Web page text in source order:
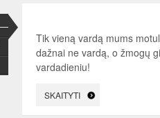
Tik vieną vardą mums
dažnai ne vardą, o žmogų
vardadieniu!
SKAITYTI